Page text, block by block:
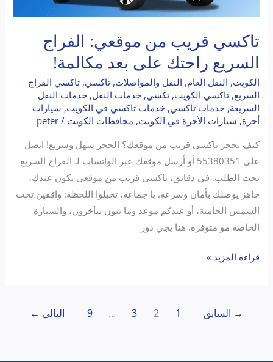
تاكسي قريب من موقعي: الفراج
السريع راحتك على بعد مكالمة!
الكويت, النقل العام, النقل والمواصلات,تاكسي,تاكسي الفراج
السريع,تاكسي الكويت,تكسي,خدمات النقل,خدمات النقل
السريعة,خدمات تاكسي,خدمات تاكسي في الكويت, سيارات
أجرة, سيارات الأجرة في الكويت, محافظات الكويت /
peter
كيف تحجز تاكسي قريب من موقعك؟ الحجز سهل وسريع! اتصل
على 55380351 أو أرسل موقعك عبر الواتساب لـ الفراج السريع
تحت الطلب. في دقايق، تاكسي قريب من موقعي يكون عندك،
جاهز يوصلك بأمان وسرعة. يا جماعة، تخيلوا اللحظة: واقفين تحت
الشمس الحامية، أو عندكم موعد وما تبون تتأخرون، والسيارة
الخاصة مو متوفرة. هنا يجي دور
قراءة المزيد »
→ السابق 1
2
3
…
9 التالي ←